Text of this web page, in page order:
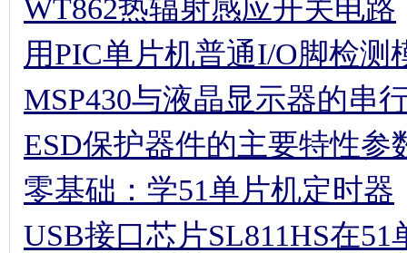
WT862热辐射感应开关电路
用PIC单片机普通I/O脚检测
MSP430与液晶显示器的串
ESD保护器件的主要特性参
零基础：学51单片机定时器
USB接口芯片SL811HS在